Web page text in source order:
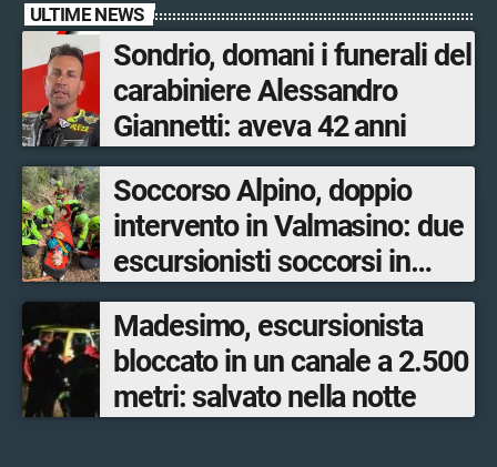
ULTIME NEWS
Sondrio, domani i funerali del
carabiniere Alessandro
Giannetti: aveva 42 anni
Soccorso Alpino, doppio
intervento in Valmasino: due
escursionisti soccorsi in
poche ore
Madesimo, escursionista
bloccato in un canale a 2.500
metri: salvato nella notte